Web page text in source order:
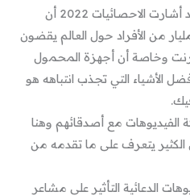
على السوشيال ميديا، لقد أشارت الاحصائيات 2022 أن
ما يقرب من 4.2 مليار من الأفراد حول العالم يقضون
وخاصة أن أجهزة المحمول
الأشياء التي تجذب انتباهه هو
مع أصدقائهم وهنا
يتعرف على ما تقدمه من
الدعائية التأثير على مشاعر